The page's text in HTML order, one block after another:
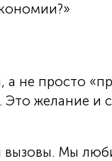
не просто
желание и
Мы